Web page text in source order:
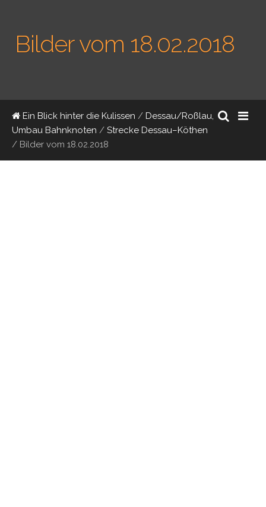
Bilder vom 18.02.2018
Ein Blick hinter die Kulissen / Dessau/Roßlau,
Umbau Bahnknoten / Strecke Dessau–Köthen
/ Bilder vom 18.02.2018